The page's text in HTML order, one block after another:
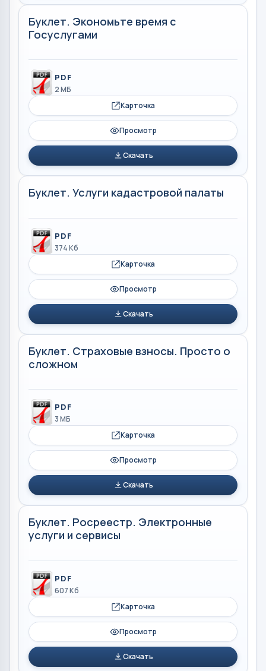
Буклет. Экономьте время с
Госуслугами
PDF
2 МБ
Карточка
Просмотр
Скачать
Буклет. Услуги кадастровой палаты
PDF
374 Кб
Карточка
Просмотр
Скачать
Буклет. Страховые взносы. Просто о
сложном
PDF
3 МБ
Карточка
Просмотр
Скачать
Буклет. Росреестр. Электронные
услуги и сервисы
PDF
607 Кб
Карточка
Просмотр
Скачать